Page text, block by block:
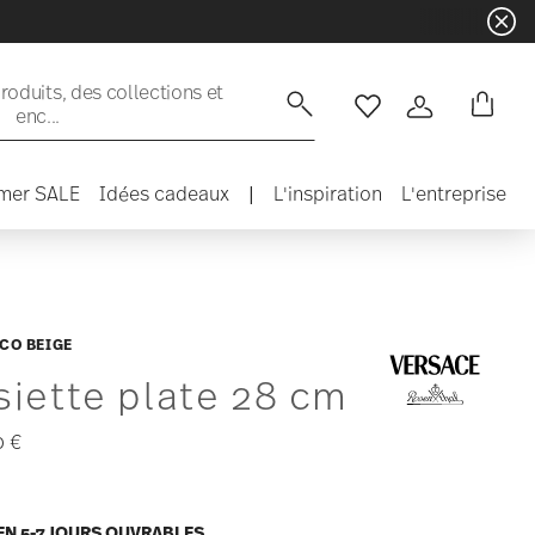
des collections et
enc...
Liste de souhaits
Connexion
SALE Idées cadeaux | L'inspiration L'entreprise
BEIGE
plate 28 cm
€